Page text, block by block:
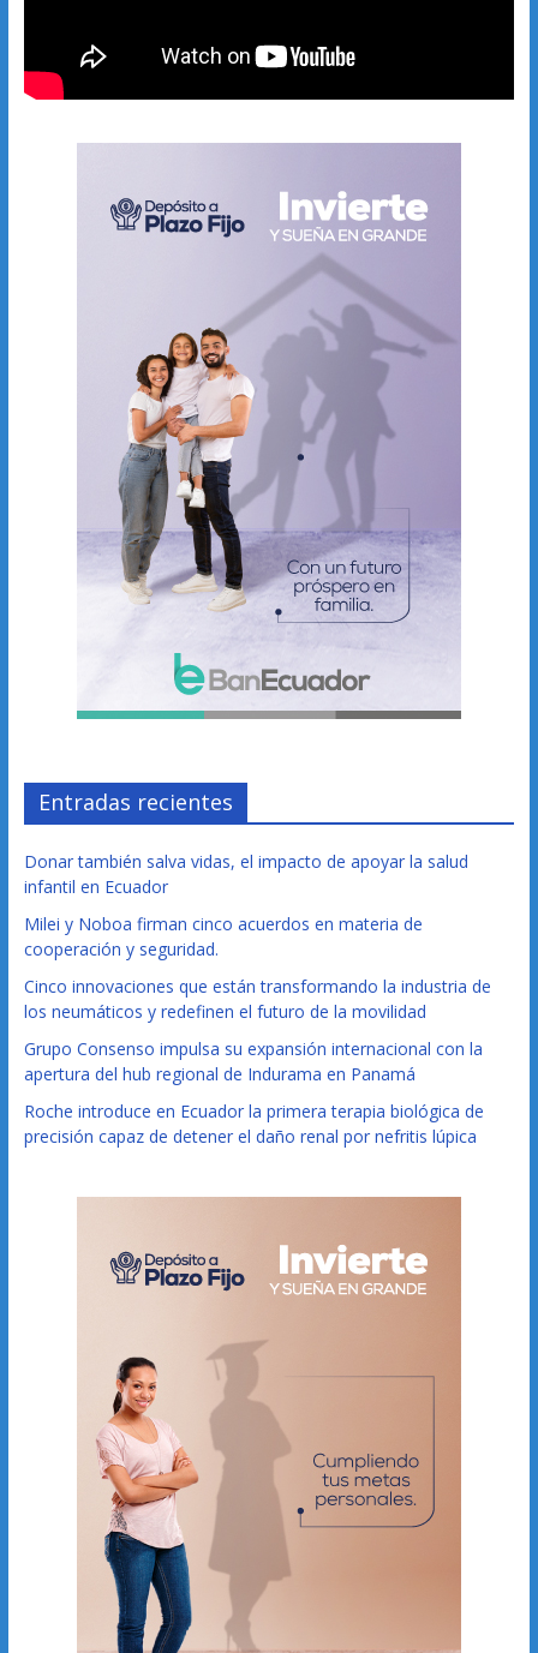
Entradas recientes
Donar también salva vidas, el impacto de apoyar la salud
infantil en Ecuador
Milei y Noboa firman cinco acuerdos en materia de
cooperación y seguridad.
Cinco innovaciones que están transformando la industria de
los neumáticos y redefinen el futuro de la movilidad
Grupo Consenso impulsa su expansión internacional con la
apertura del hub regional de Indurama en Panamá
Roche introduce en Ecuador la primera terapia biológica de
precisión capaz de detener el daño renal por nefritis lúpica